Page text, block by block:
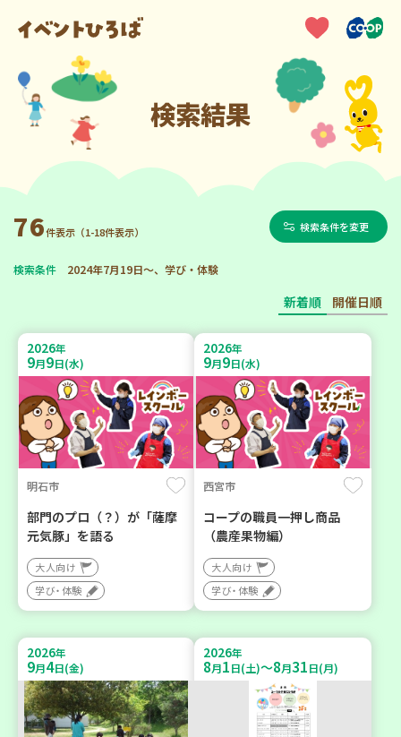
検索結果
76件表示（1-18件表示） 検索条件を変更
検索条件 2024年7月19日～、学び・体験
新着順 開催日順
2026年
9月9日(水)
明石市
部門のプロ（？）が「薩摩
元気豚」を語る
大人向け
学び・体験
2026年
9月9日(水)
西宮市
コープの職員一押し商品
（農産果物編）
大人向け
学び・体験
2026年
9月4日(金)
2026年
8月1日(土)～8月31日(月)